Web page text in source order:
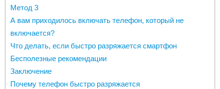
Метод 3
А вам приходилось включать телефон, который не
включается?
Что делать, если быстро разряжается смартфон
Бесполезные рекомендации
Заключение
Почему телефон быстро разряжается